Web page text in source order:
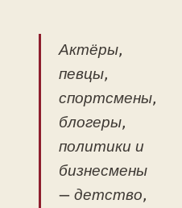
Актёры,
певцы,
спортсмены,
блогеры,
политики и
бизнесмены
— детство,